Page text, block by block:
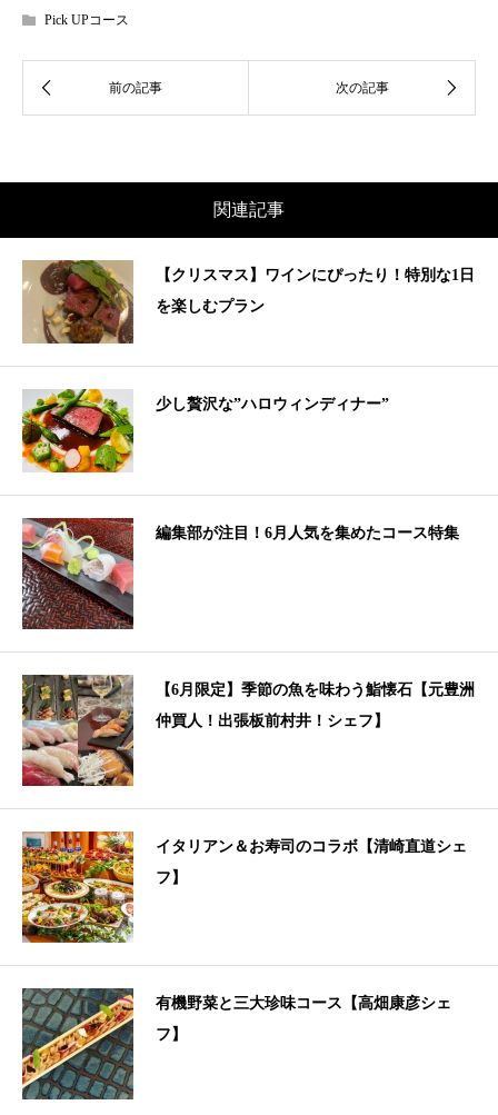
Pick UPコース
関連記事
【クリスマス】ワインにぴったり！特別な1日
を楽しむプラン
少し贅沢な”ハロウィンディナー”
編集部が注目！6月人気を集めたコース特集
【6月限定】季節の魚を味わう鮨懐石【元豊洲
仲買人！出張板前村井！シェフ】
イタリアン＆お寿司のコラボ【清崎直道シェ
フ】
有機野菜と三大珍味コース【高畑康彦シェ
フ】